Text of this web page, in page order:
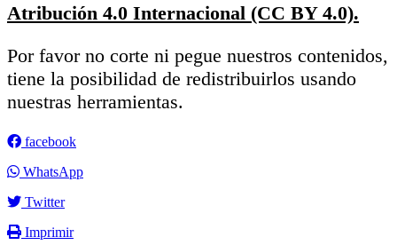
Atribución 4.0 Internacional (CC BY 4.0).
Por favor no corte ni pegue nuestros contenidos,
tiene la posibilidad de redistribuirlos usando
nuestras herramientas.
facebook
WhatsApp
Twitter
Imprimir